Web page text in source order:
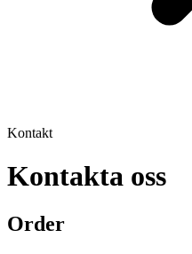
Kontakt
Kontakta oss
Order